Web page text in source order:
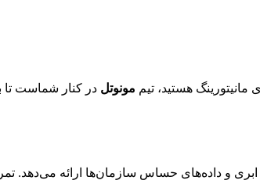
هستید، تیم مونوتل در کنار شماست تا
و داده‌های حساس سازمان‌ها ارائه می‌دهد.